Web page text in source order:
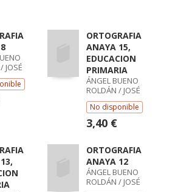
JOSÉ
ORTOGRAFIA
ANAYA 15,
EDUCACION
PRIMARIA
ÁNGEL BUENO
ROLDÁN / JOSÉ
ANTONIO
PALACIOS
GARRIDO
No disponible
3,40 €
ORTOGRAFIA
ANAYA 12
ÁNGEL BUENO
ROLDÁN / JOSÉ